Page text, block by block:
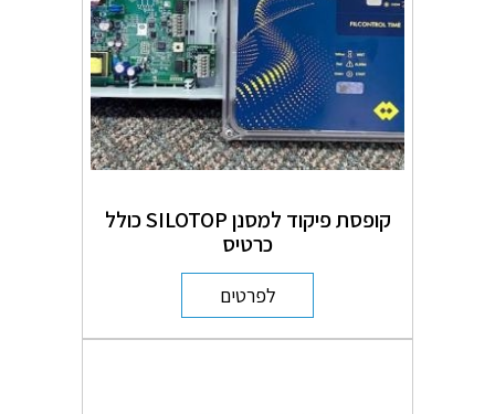
קופסת פיקוד למסנן SILOTOP כולל
כרטיס
לפרטים